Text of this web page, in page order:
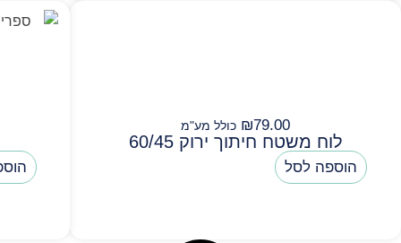
₪79.00 כולל מע"מ
לוח משטח חיתוך ירוק 60/45
הוספה לסל